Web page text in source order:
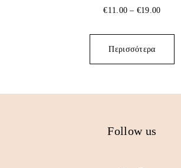
€11.00 – €19.00
Περισσότερα
Follow us